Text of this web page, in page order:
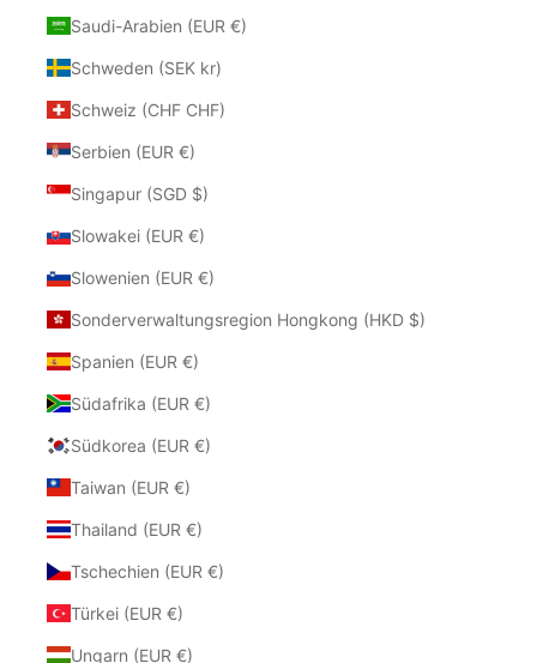
Saudi-Arabien (EUR €)
Schweden (SEK kr)
Schweiz (CHF CHF)
Serbien (EUR €)
Singapur (SGD $)
Slowakei (EUR €)
Slowenien (EUR €)
Sonderverwaltungsregion Hongkong (HKD $)
Spanien (EUR €)
Südafrika (EUR €)
Südkorea (EUR €)
Taiwan (EUR €)
Thailand (EUR €)
Tschechien (EUR €)
Türkei (EUR €)
Ungarn (EUR €)